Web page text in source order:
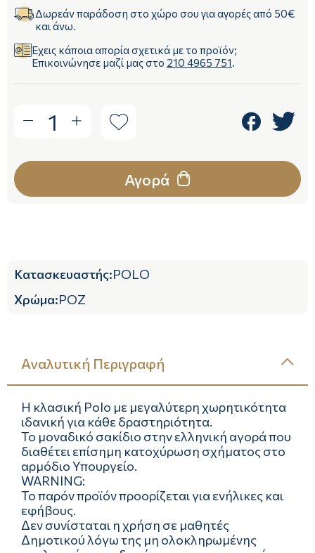
Δωρεάν παράδοση στο χώρο σου για αγορές από 50€
και άνω.
Έχεις κάποια απορία σχετικά με το προϊόν;
Επικοινώνησε μαζί μας στο 210 4965 751.
1
Αγορά
Κατασκευαστής:POLO
Χρώμα:ΡΟΖ
Αναλυτική Περιγραφή
Η κλασική Polo με μεγαλύτερη χωρητικότητα
ιδανική για κάθε δραστηριότητα.
Το μοναδικό σακίδιο στην ελληνική αγορά που
διαθέτει επίσημη κατοχύρωση σχήματος στο
αρμόδιο Υπουργείο.
WARNING:
Το παρόν προϊόν προορίζεται για ενήλικες και
εφήβους.
Δεν συνίσταται η χρήση σε μαθητές
Δημοτικού λόγω της μη ολοκληρωμένης